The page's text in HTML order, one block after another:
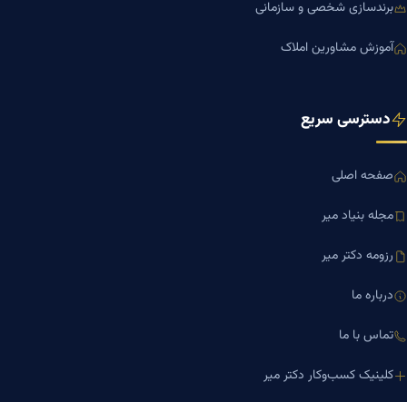
برندسازی شخصی و سازمانی
آموزش مشاورین املاک
دسترسی سریع
صفحه اصلی
مجله بنیاد میر
رزومه دکتر میر
درباره ما
تماس با ما
کلینیک کسب‌وکار دکتر میر